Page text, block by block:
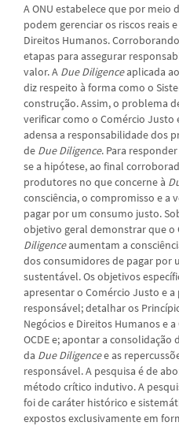
A ONU estabelece que por meio
podem gerenciar os riscos reais
Direitos Humanos.
etapas para assegurar
valor. A Due Diligenceaplicada
diz respeito à forma como o
construção. Assim, o problema
verificar como o Comércio
adensa a responsabilidade dos
de Due Diligence. Para
se a hipótese, ao final
produtores no que concerne à
consciência, o compromisso e a
pagar por um consumo justo.
objetivo geral demonstrar que o
Diligenceaumentam a
dos consumidores de pagar por
sustentável. Os objetivos
apresentar o Comércio Justo e
responsável; detalhar os
Negócios e Direitos Humanos e
OCDE e; apontar a
da Due Diligencee as
responsável. A pesquisa é de
método crítico indutivo. A
foi de caráter histórico e
expostos exclusivamente em